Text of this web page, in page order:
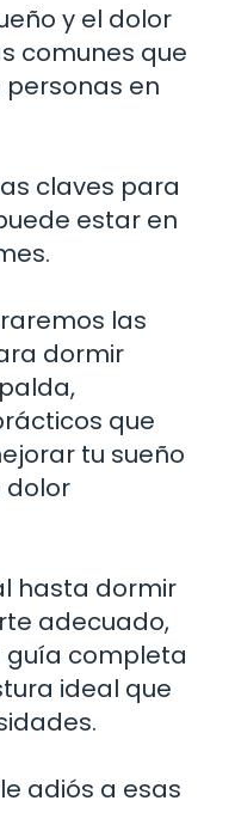
y el dolor
comunes que
en
claves para
estar en
las
dormir
que
tu sueño
dolor
hasta dormir
adecuado,
completa
ideal que
adiós a esas